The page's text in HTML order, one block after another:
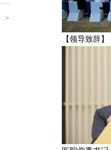
>
【领导致辞】